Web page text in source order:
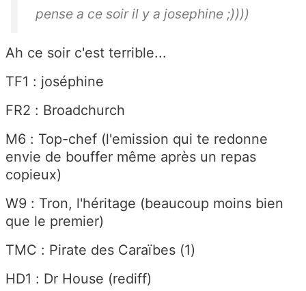
pense a ce soir il y a josephine ;))))
Ah ce soir c'est terrible...
TF1 : joséphine
FR2 : Broadchurch
M6 : Top-chef (l'emission qui te redonne
envie de bouffer même après un repas
copieux)
W9 : Tron, l'héritage (beaucoup moins bien
que le premier)
TMC : Pirate des Caraïbes (1)
HD1 : Dr House (rediff)